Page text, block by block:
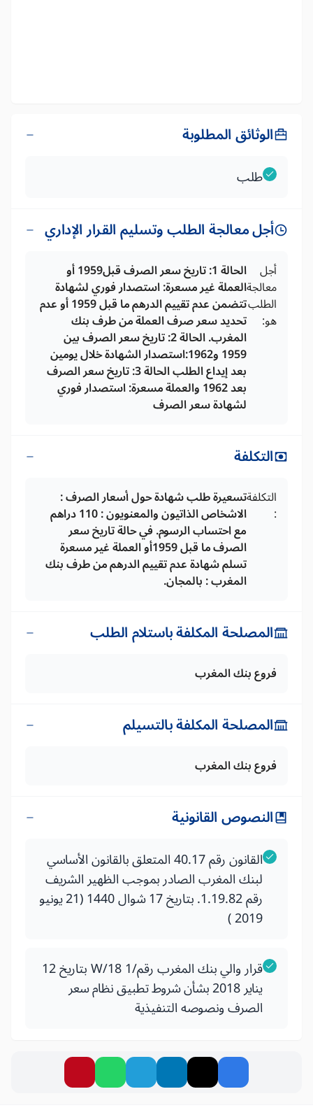
الوثائق المطلوبة
طلب
أجل معالجة الطلب وتسليم القرار الإداري
أجل
معالجة
الطلب
هو:
الحالة 1: تاريخ سعر الصرف قبل1959 أو
العملة غير مسعرة: استصدار فوري لشهادة
تتضمن عدم تقييم الدرهم ما قبل 1959 أو عدم
تحديد سعر صرف العملة من طرف بنك
المغرب. الحالة 2: تاريخ سعر الصرف بين
1959 و1962:استصدار الشهادة خلال يومين
بعد إيداع الطلب الحالة 3: تاريخ سعر الصرف
بعد 1962 والعملة مسعرة: استصدار فوري
لشهادة سعر الصرف
التكلفة
التكلفة
:
تسعيرة طلب شهادة حول أسعار الصرف :
الاشخاص الذاتيون والمعنويون : 110 دراهم
مع احتساب الرسوم. في حالة تاريخ سعر
الصرف ما قبل 1959أو العملة غير مسعرة
تسلم شهادة عدم تقييم الدرهم من طرف بنك
المغرب : بالمجان.
المصلحة المكلفة باستلام الطلب
فروع بنك المغرب
المصلحة المكلفة بالتسيلم
فروع بنك المغرب
النصوص القانونية
القانون رقم 40.17 المتعلق بالقانون الأساسي
لبنك المغرب الصادر بموجب الظهير الشريف
رقم 1.19.82. بتاريخ 17 شوال 1440 (21 يونيو
2019 )
قرار والي بنك المغرب رقم/W/18 1 بتاريخ 12
يناير 2018 بشأن شروط تطبيق نظام سعر
الصرف ونصوصه التنفيذية